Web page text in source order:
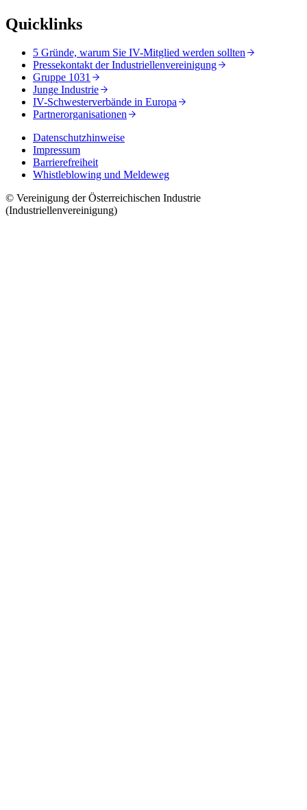
Quicklinks
5 Gründe, warum Sie IV-Mitglied werden sollten
Pressekontakt der Industriellenvereinigung
Gruppe 1031
Junge Industrie
IV-Schwesterverbände in Europa
Partnerorganisationen
Datenschutzhinweise
Impressum
Barrierefreiheit
Whistleblowing und Meldeweg
© Vereinigung der Österreichischen Industrie
(Industriellenvereinigung)